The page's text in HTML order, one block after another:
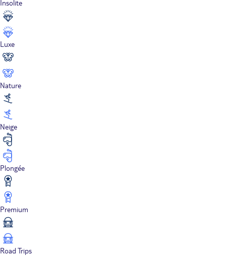
Insolite
Luxe
Nature
Neige
Plongée
Premium
Road Trips